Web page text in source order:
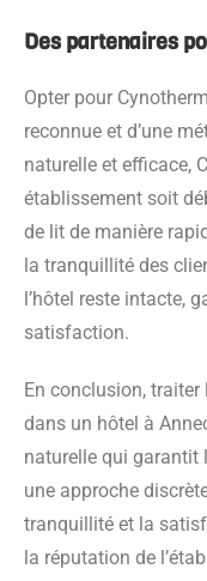
Des partenaires
Opter pour
reconnue et d’une
naturelle et efficace,
établissement soit
de lit de manière
la tranquillité des
l’hôtel reste intacte,
satisfaction.
En conclusion,
dans un hôtel à
naturelle qui garantit
une approche
tranquillité et la
la réputation de